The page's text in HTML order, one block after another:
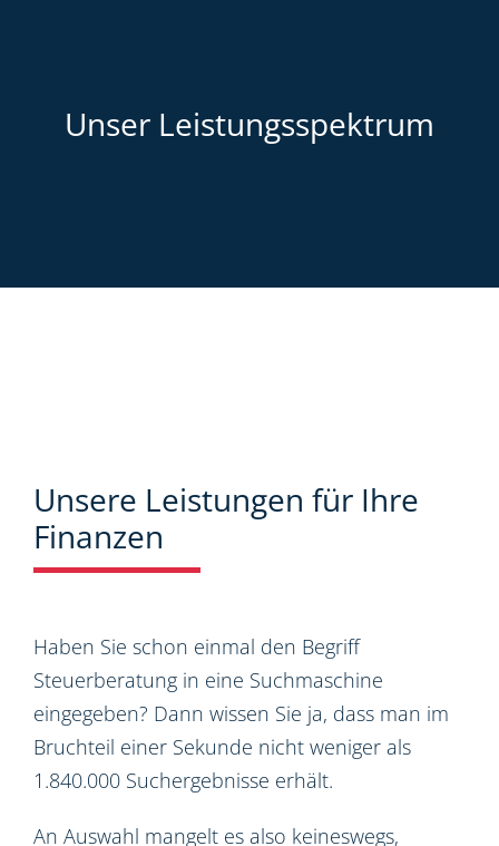
Unser Leistungsspektrum
Unsere Leistungen für Ihre
Finanzen
Haben Sie schon einmal den Begriff
Steuerberatung in eine Suchmaschine
eingegeben? Dann wissen Sie ja, dass man im
Bruchteil einer Sekunde nicht weniger als
1.840.000 Suchergebnisse erhält.
An Auswahl mangelt es also keineswegs,